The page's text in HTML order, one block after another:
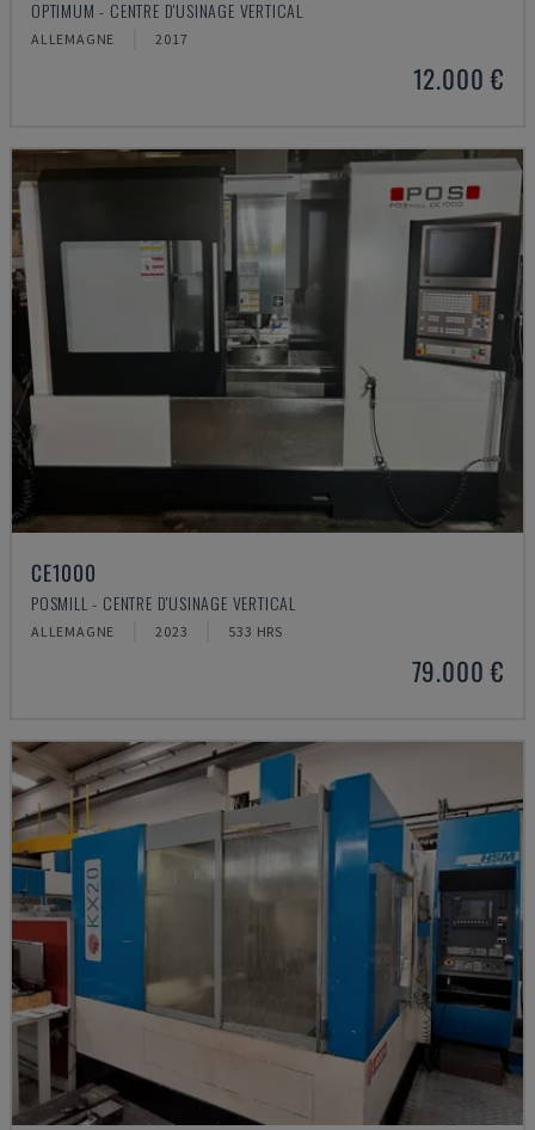
OPTIMUM - CENTRE D'USINAGE VERTICAL
ALLEMAGNE 2017
12.000 €
CE1000
POSMILL - CENTRE D'USINAGE VERTICAL
ALLEMAGNE 2023 533 HRS
79.000 €